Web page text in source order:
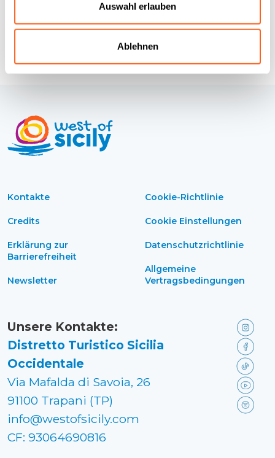
Auswahl erlauben
Ablehnen
Kontakte
Credits
Erklärung zur
Barrierefreiheit
Newsletter
Cookie-Richtlinie
Cookie Einstellungen
Datenschutzrichtlinie
Allgemeine
Vertragsbedingungen
Unsere Kontakte:
Distretto Turistico Sicilia
Occidentale
Via Mafalda di Savoia, 26
91100 Trapani (TP)
info@westofsicily.com
CF: 93064690816